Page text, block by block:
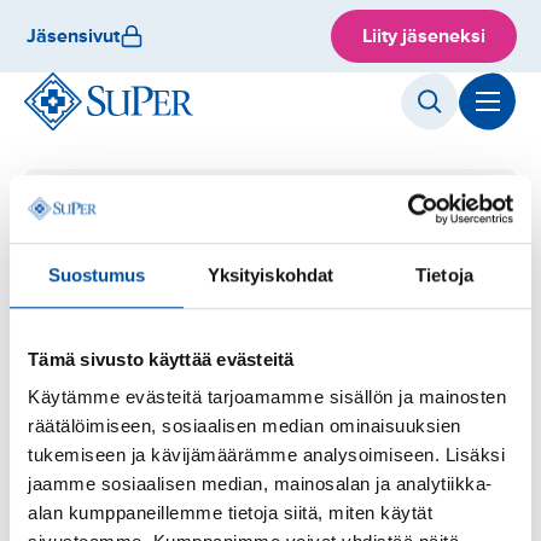
Suostumus Yksityiskohdat Tietoja
Tämä sivusto käyttää evästeitä
Käytämme evästeitä tarjoamamme sisällön ja mainosten
räätälöimiseen, sosiaalisen median ominaisuuksien
tukemiseen ja kävijämäärämme analysoimiseen. Lisäksi
jaamme sosiaalisen median, mainosalan ja analytiikka-
alan kumppaneillemme tietoja siitä, miten käytät
sisältöön
Jäsensivut Liity jäseneksi
Etusivu
Jäsenyys
Jäsenedut
Paikalliset
Jäsenyys
Paikalliset jäsenedut
Liiton tarjoamien jäsenetujen lisäksi SuPerin
ammattiosastot tarjoavat myös paikallisesti kyseisen
alueen yritysten ja palveluntarjoajien kanssa
neuvoteltuja jäsenetuja. Hyödynnä myös nämä
jäsenedut!